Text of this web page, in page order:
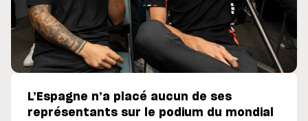
L’Espagne n’a placé aucun de ses
représentants sur le podium du mondial